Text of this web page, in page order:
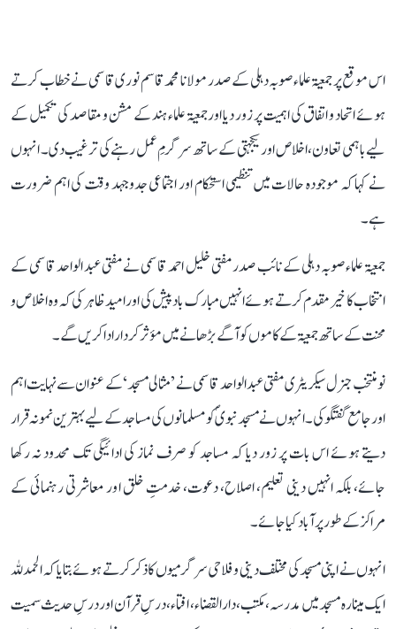
اس موقع پر جمعیۃ علماء صوبہ دہلی کے صدر مولانا محمد قاسم نوری قاسمی نے خطاب کرتے
ہوئے اتحاد و اتفاق کی اہمیت پر زور دیا اور جمعیۃ علماء ہند کے مشن و مقاصد کی تکمیل کے
لیے باہمی تعاون، اخلاص اور یکجہتی کے ساتھ سرگرمِ عمل رہنے کی ترغیب دی۔ انہوں
نے کہا کہ موجودہ حالات میں تنظیمی استحکام اور اجتماعی جدوجہد وقت کی اہم ضرورت
ہے۔
جمعیۃ علماء صوبہ دہلی کے نائب صدر مفتی خلیل احمد قاسمی نے مفتی عبد الواحد قاسمی کے
انتخاب کا خیر مقدم کرتے ہوئے انہیں مبارک باد پیش کی اور امید ظاہر کی کہ وہ اخلاص و
محنت کے ساتھ جمعیۃ کے کاموں کو آگے بڑھانے میں مؤثر کردار ادا کریں گے۔
نو منتخب جنرل سیکریٹری مفتی عبد الواحد قاسمی نے ’مثالی مسجد‘ کے عنوان سے نہایت اہم
اور جامع گفتگو کی۔ انہوں نے مسجد نبویؐ کو مسلمانوں کی مساجد کے لیے بہترین نمونہ قرار
دیتے ہوئے اس بات پر زور دیا کہ مساجد کو صرف نماز کی ادائیگی تک محدود نہ رکھا
جائے، بلکہ انہیں دینی تعلیم، اصلاح، دعوت، خدمتِ خلق اور معاشرتی رہنمائی کے
مراکز کے طور پر آباد کیا جائے۔
انہوں نے اپنی مسجد کی مختلف دینی و فلاحی سرگرمیوں کا ذکر کرتے ہوئے بتایا کہ الحمدللہ
ایک مینارہ مسجد میں مدرسہ، مکتب، دارالقضاء، افتاء، درسِ قرآن اور درسِ حدیث سمیت